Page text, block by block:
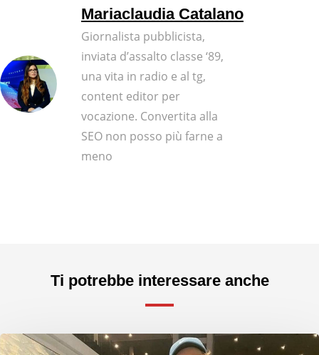
Mariaclaudia Catalano
Giornalista pubblicista,
inviata d’assalto classe ‘89,
una vita in radio e al tg,
content editor per
vocazione. Convertita alla
SEO non posso più farne a
meno
Ti potrebbe interessare anche